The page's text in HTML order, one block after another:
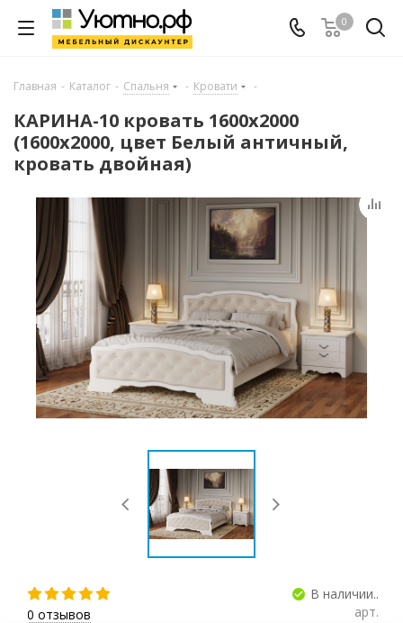
0
Главная - Каталог - Спальня - Кровати -
КАРИНА-10 кровать 1600х2000
(1600х2000, цвет Белый античный,
кровать двойная)
0 отзывов
В наличии..
арт.